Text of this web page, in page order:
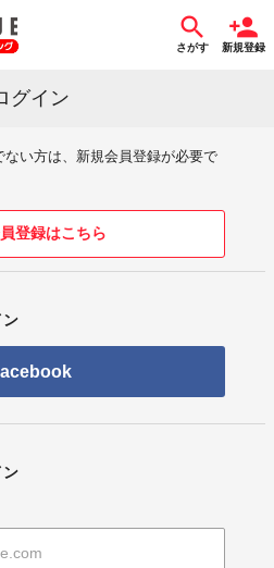
さがす 新規登録
グイン
ない方は、新規会員登録が必要で
登録はこちら
ン
ン